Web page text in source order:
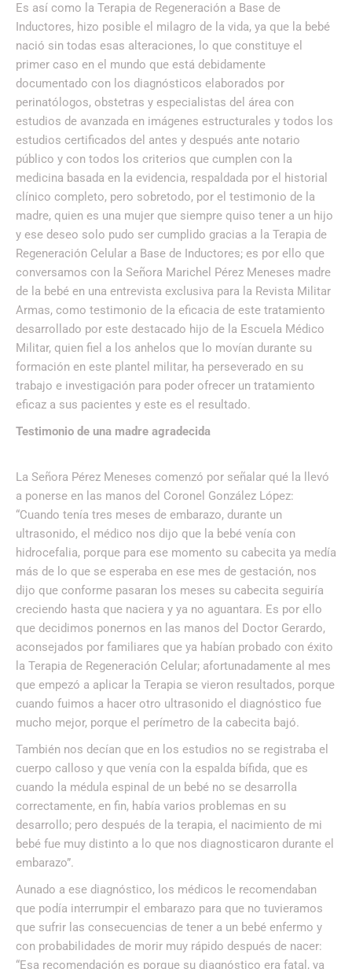
Es así como la Terapia de Regeneración a Base de
Inductores, hizo posible el milagro de la vida, ya que la bebé
nació sin todas esas alteraciones, lo que constituye el
primer caso en el mundo que está debidamente
documentado con los diagnósticos elaborados por
perinatólogos, obstetras y especialistas del área con
estudios de avanzada en imágenes estructurales y todos los
estudios certificados del antes y después ante notario
público y con todos los criterios que cumplen con la
medicina basada en la evidencia, respaldada por el historial
clínico completo, pero sobretodo, por el testimonio de la
madre, quien es una mujer que siempre quiso tener a un hijo
y ese deseo solo pudo ser cumplido gracias a la Terapia de
Regeneración Celular a Base de Inductores; es por ello que
conversamos con la Señora Marichel Pérez Meneses madre
de la bebé en una entrevista exclusiva para la Revista Militar
Armas, como testimonio de la eficacia de este tratamiento
desarrollado por este destacado hijo de la Escuela Médico
Militar, quien fiel a los anhelos que lo movían durante su
formación en este plantel militar, ha perseverado en su
trabajo e investigación para poder ofrecer un tratamiento
eficaz a sus pacientes y este es el resultado.
Testimonio de una madre agradecida
La Señora Pérez Meneses comenzó por señalar qué la llevó
a ponerse en las manos del Coronel González López:
“Cuando tenía tres meses de embarazo, durante un
ultrasonido, el médico nos dijo que la bebé venía con
hidrocefalia, porque para ese momento su cabecita ya medía
más de lo que se esperaba en ese mes de gestación, nos
dijo que conforme pasaran los meses su cabecita seguiría
creciendo hasta que naciera y ya no aguantara. Es por ello
que decidimos ponernos en las manos del Doctor Gerardo,
aconsejados por familiares que ya habían probado con éxito
la Terapia de Regeneración Celular; afortunadamente al mes
que empezó a aplicar la Terapia se vieron resultados, porque
cuando fuimos a hacer otro ultrasonido el diagnóstico fue
mucho mejor, porque el perímetro de la cabecita bajó.
También nos decían que en los estudios no se registraba el
cuerpo calloso y que venía con la espalda bífida, que es
cuando la médula espinal de un bebé no se desarrolla
correctamente, en fin, había varios problemas en su
desarrollo; pero después de la terapia, el nacimiento de mi
bebé fue muy distinto a lo que nos diagnosticaron durante el
embarazo”.
Aunado a ese diagnóstico, los médicos le recomendaban
que podía interrumpir el embarazo para que no tuvieramos
que sufrir las consecuencias de tener a un bebé enfermo y
con probabilidades de morir muy rápido después de nacer:
“Esa recomendación es porque su diagnóstico era fatal, ya